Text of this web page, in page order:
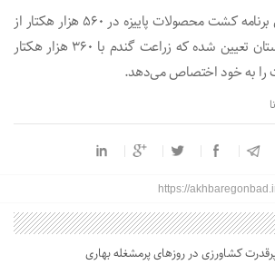
در سال کشاورزی جاری برنامه کشت محصولات پاییزه در ۵۶۰ هزار هکتار از
زمین‌های کشاورزی گلستان تعیین شده که زراعت گندم با ۳۶۰ هزار هکتار
به خود اختصاص می‌دهد.
https://
کشاورزی در روزهای پرمشغله بهاری